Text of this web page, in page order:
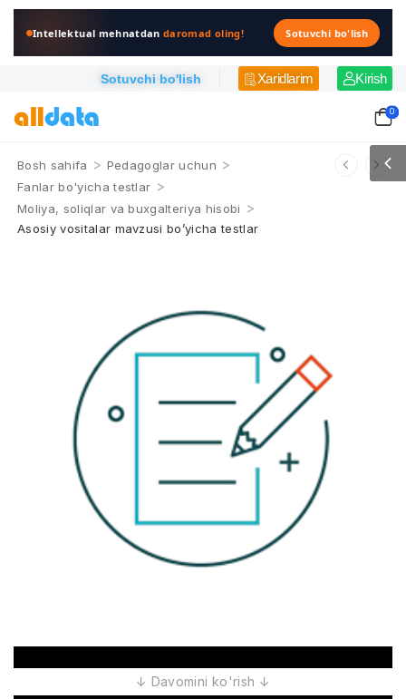
Intellektual mehnatdandaromad oling! Sotuvchi bo'lish
Sotuvchi bo'lish Xaridlarim Kirish
0
Bosh sahifa > Pedagoglar uchun >
Fanlar bo'yicha testlar >
Moliya, soliqlar va buxgalteriya hisobi >
Asosiy vositalar mavzusi bo’yicha testlar